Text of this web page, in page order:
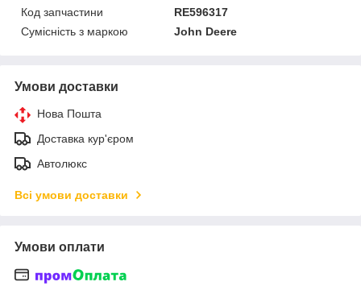
Код запчастини
RE596317
Сумісність з маркою
John Deere
Умови доставки
Нова Пошта
Доставка кур'єром
Автолюкс
Всі умови доставки
Умови оплати